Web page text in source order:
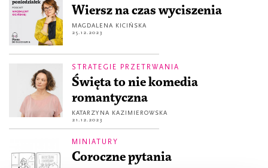
Wiersz na czas wyciszenia
MAGDALENA KICIŃSKA
25.12.2023
STRATEGIE PRZETRWANIA
Święta to nie komedia
romantyczna
KATARZYNA KAZIMIEROWSKA
21.12.2023
MINIATURY
Coroczne pytania